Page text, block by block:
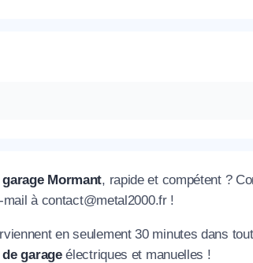
Mormant, rapide et compétent ?
à contact@metal2000.fr !
en seulement 30 minutes dans
garageélectriques et manuelles !